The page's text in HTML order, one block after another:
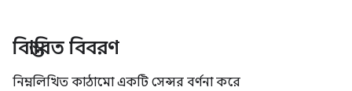
বিস্তারিত বিবরণ
নিম্নলিখিত কাঠামো একটি সেন্সর বর্ণনা করে